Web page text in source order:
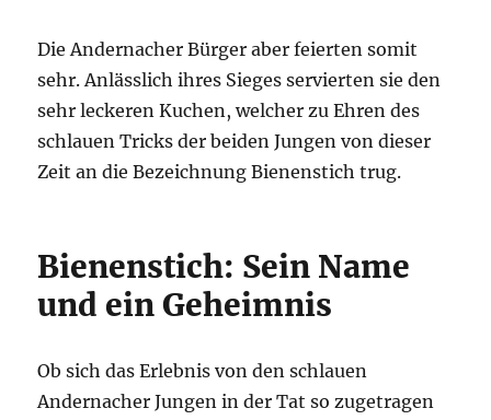
Die Andernacher Bürger aber feierten somit
sehr. Anlässlich ihres Sieges servierten sie den
sehr leckeren Kuchen, welcher zu Ehren des
schlauen Tricks der beiden Jungen von dieser
Zeit an die Bezeichnung Bienenstich trug.
Bienenstich: Sein Name
und ein Geheimnis
Ob sich das Erlebnis von den schlauen
Andernacher Jungen in der Tat so zugetragen